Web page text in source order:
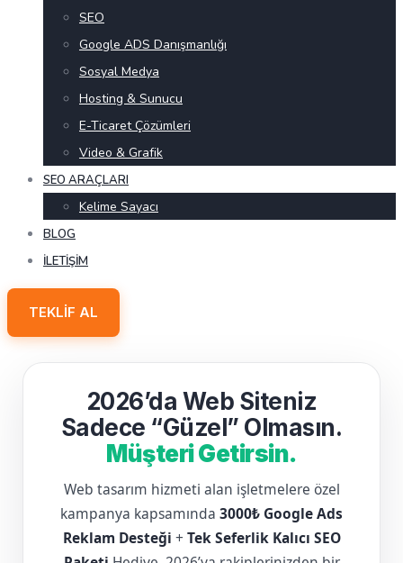
SEO
Google ADS Danışmanlığı
Sosyal Medya
Hosting & Sunucu
E-Ticaret Çözümleri
Video & Grafik
SEO ARAÇLARI
Kelime Sayacı
BLOG
İLETIŞIM
TEKLIF AL
2026’da Web Siteniz
Sadece “Güzel” Olmasın.
Müşteri Getirsin.
Web tasarım hizmeti alan işletmelere özel
kampanya kapsamında 3000₺ Google Ads
Reklam Desteği + Tek Seferlik Kalıcı SEO